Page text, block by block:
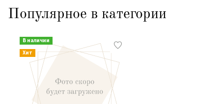
Популярное в категории
В наличии
Хит